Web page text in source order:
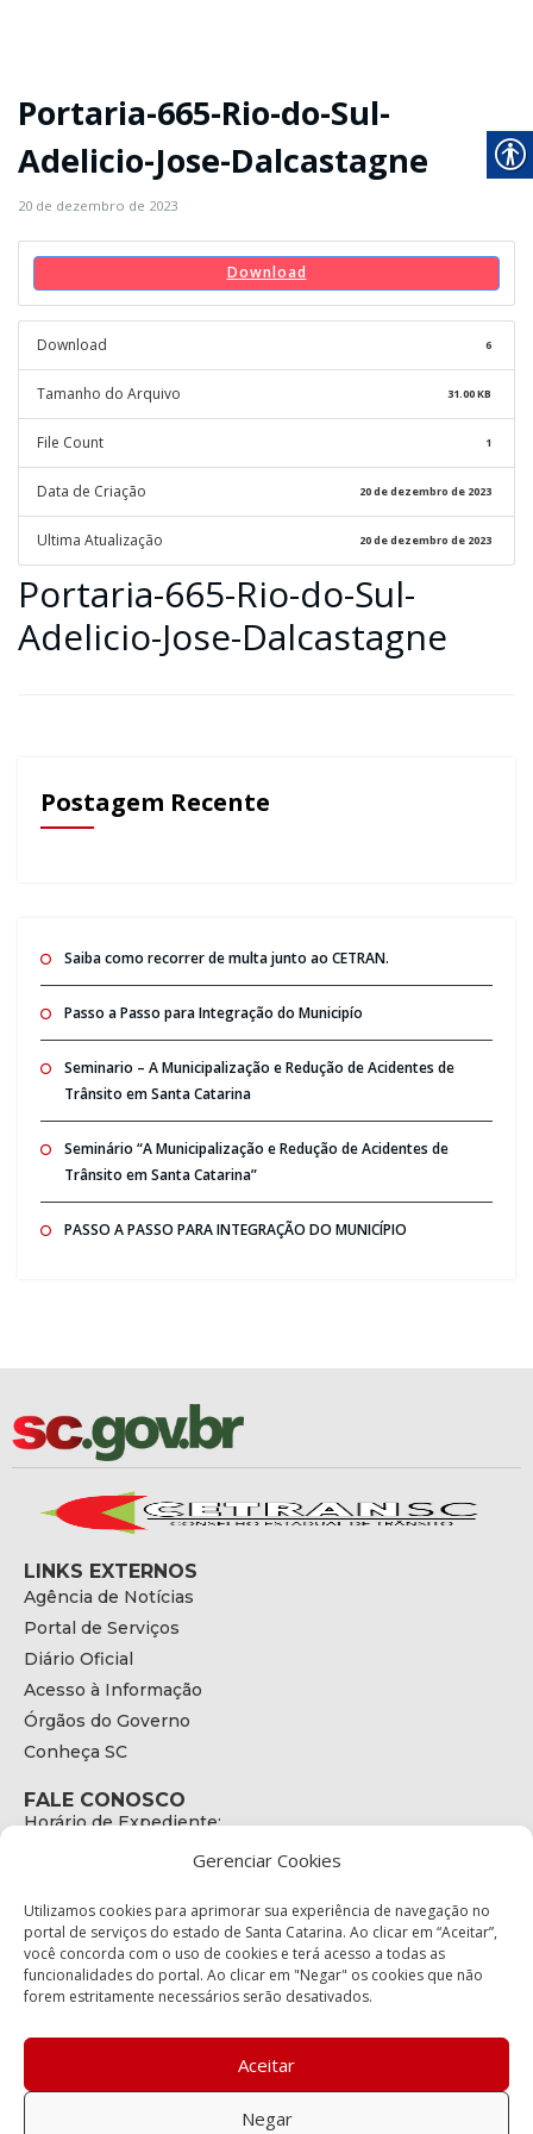
Gerenciar Cookies
Utilizamos cookies para aprimorar sua experiência de navegação no
portal de serviços do estado de Santa Catarina. Ao clicar em “Aceitar”,
você concorda com o uso de cookies e terá acesso a todas as
funcionalidades do portal. Ao clicar em "Negar" os cookies que não
forem estritamente necessários serão desativados.
Aceitar
Negar
Portaria-665-Rio-do-Sul-
Adelicio-Jose-Dalcastagne
20 de dezembro de 2023
Download
Download 6
Tamanho do Arquivo 31.00 KB
File Count 1
Data de Criação 20 de dezembro de 2023
Ultima Atualização 20 de dezembro de 2023
Portaria-665-Rio-do-Sul-
Adelicio-Jose-Dalcastagne
Postagem Recente
Saiba como recorrer de multa junto ao CETRAN.
Passo a Passo para Integração do Municipío
Seminario – A Municipalização e Redução de Acidentes de
Trânsito em Santa Catarina
Seminário “A Municipalização e Redução de Acidentes de
Trânsito em Santa Catarina”
PASSO A PASSO PARA INTEGRAÇÃO DO MUNICÍPIO
LINKS EXTERNOS
Agência de Notícias
Portal de Serviços
Diário Oficial
Acesso à Informação
Órgãos do Governo
Conheça SC
FALE CONOSCO
Horário de Expediente:
E-mail:
secretariaexecutiva@cetran.sc.gov.br
ENDEREÇO
Endereço:
Bairro:
Coqueiros, Florianópolis SC
88.080-160